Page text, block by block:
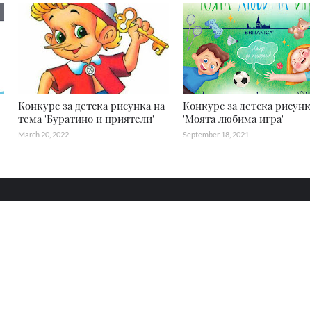
Конкурс за детска рисунка на
тема 'Буратино и приятели'
March 20, 2022
Конкурс за детска
'Mоята любима игра'
September 18, 2021